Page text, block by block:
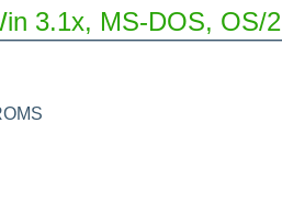
3.1x, MS-DOS, OS/2